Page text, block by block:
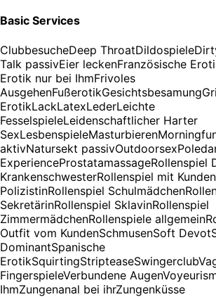
Basic Services
ClubbesucheDeep ThroatDildospiele
Talk passivEier leckenFranzösische
Erotik nur bei IhmFrivoles
AusgehenFußerotikGesichtsbesamung
ErotikLackLatexLederLeichte
FesselspieleLeidenschaftlicher Harter
SexLesbenspieleMasturbieren
aktivNatursekt passivOutdoorsex
ExperienceProstatamassageRollenspiel
KrankenschwesterRollenspiel mit
PolizistinRollenspiel Schulmädchen
SekretärinRollenspiel SklavinRollenspiel
ZimmermädchenRollenspiele allgemein
Outfit vom KundenSchmusenSoft Devot
DominantSpanische
ErotikSquirtingStripteaseSwingerclub
FingerspieleVerbundene Augen
IhmZungenanal bei ihrZungenküsse